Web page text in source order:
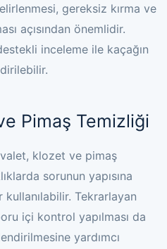
gereksiz kırma ve
açısından önemlidir.
inceleme ile kaçağın
Pimaş Temizliği
klozet ve pimaş
sorunun yapısına
Tekrarlayan
içi kontrol yapılması da
yardımcı